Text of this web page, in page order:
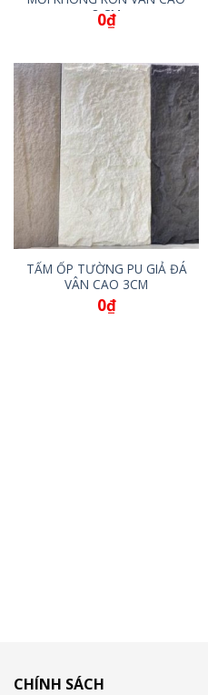
8 CM
0₫
TẤM ỐP TƯỜNG PU GIẢ ĐÁ
VÂN CAO 3CM
0₫
CHÍNH SÁCH